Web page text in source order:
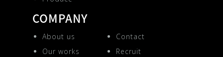
COMPANY
About us
Our works
Contact
Recruit